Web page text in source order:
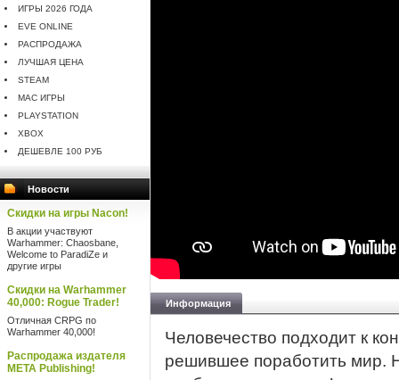
ИГРЫ 2026 ГОДА
EVE ONLINE
РАСПРОДАЖА
ЛУЧШАЯ ЦЕНА
STEAM
MAC ИГРЫ
PLAYSTATION
XBOX
ДЕШЕВЛЕ 100 РУБ
Новости
Скидки на игры Nacon!
В акции участвуют
Warhammer: Chaosbane,
Welcome to ParadiZe и
другие игры
Скидки на Warhammer
40,000: Rogue Trader!
Отличная CRPG по
Warhammer 40,000!
Распродажа издателя
META Publishing!
Информация
Человечество подходит к
решившее поработить мир.